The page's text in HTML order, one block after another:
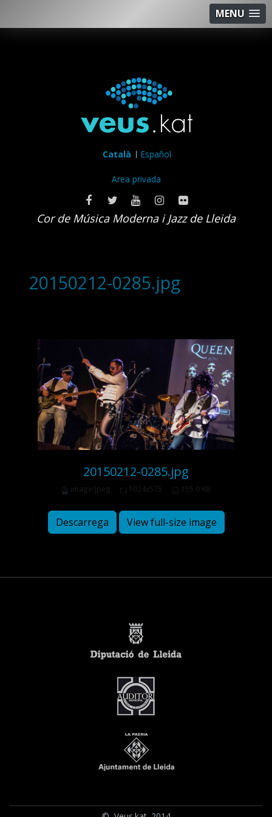
MENU
Català Español
Area privada
Cor de Música Moderna i Jazz de Lleida
20150212-0285.jpg
20150212-0285.jpg
image/jpeg 1024x575 155.0 KB
Descarrega View full-size image